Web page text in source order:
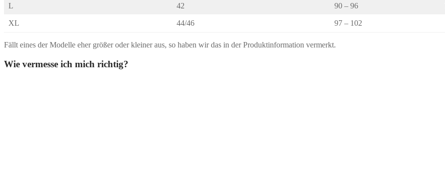
L 42 90 – 96
XL 44/46 97 – 102
Fällt eines der Modelle eher größer oder kleiner aus, so haben wir das in der Produktinformation vermerkt.
Wie vermesse ich mich richtig?